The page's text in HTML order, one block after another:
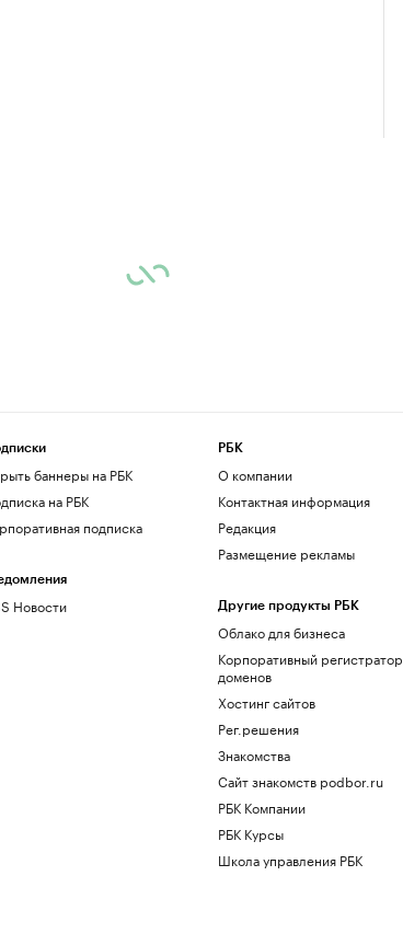
баннеры на РБК
на РБК
подписка
Новости
РБК
О компании
Контактная информация
Редакция
Размещение рекламы
Другие продукты РБК
Облако для бизнеса
Корпоративный регистратор
доменов
Хостинг сайтов
Рег.решения
Знакомства
Сайт знакомств podbor.ru
РБК Компании
РБК Курсы
Школа управления РБК